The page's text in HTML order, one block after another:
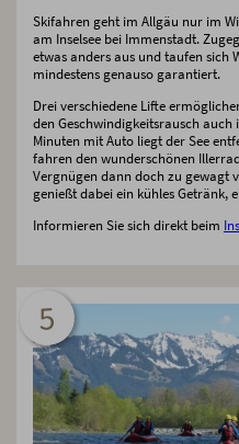
Skifahren geht im Allgäu nur im
am Inselsee bei Immenstadt.
etwas anders aus und taufen sich
mindestens genauso garantiert.
Drei verschiedene Lifte
den Geschwindigkeitsrausch
Minuten mit Auto liegt der See
fahren den wunderschönen
Vergnügen dann doch zu gewagt
genießt dabei ein kühles Getränk,
Informieren Sie sich direkt beim
5